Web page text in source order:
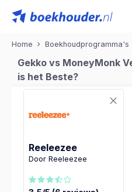
Home Boekhoudprogramma's
Gekko vs MoneyMonk
is het Beste?
Reeleezee
Door Reeleezee